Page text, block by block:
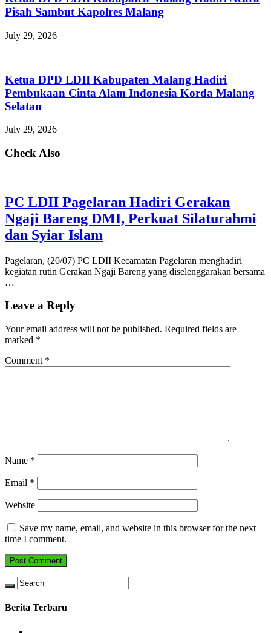
Pisah Sambut Kapolres Malang
July 29, 2026
Ketua DPD LDII Kabupaten Malang Hadiri
Pembukaan Cinta Alam Indonesia Korda Malang
Selatan
July 29, 2026
Check Also
PC LDII Pagelaran Hadiri Gerakan
Ngaji Bareng DMI, Perkuat Silaturahmi
dan Syiar Islam
Pagelaran, (20/07) PC LDII Kecamatan Pagelaran menghadiri
kegiatan rutin Gerakan Ngaji Bareng yang diselenggarakan bersama
…
Leave a Reply
Your email address will not be published. Required fields are
marked *
Comment *
Name *
Email *
Website
Save my name, email, and website in this browser for the next
time I comment.
Berita Terbaru